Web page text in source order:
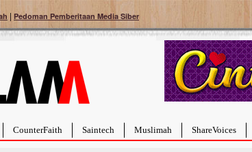
| Pedoman Pemberitaan Media Siber
CounterFaith Saintech Muslimah ShareVoices